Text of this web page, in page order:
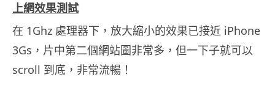
上網效果測試
在 1Ghz 處理器下，放大縮小的效果已接近 iPhone
3Gs，片中第二個網站圖非常多，但一下子就可以
scroll 到底，非常流暢！